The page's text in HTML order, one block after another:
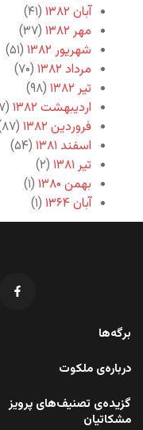
آبان ۱۳۸۲
(۴۱)
مهر ۱۳۸۲
(۳۷)
شهریور ۱۳۸۲
(۵۱)
مرداد ۱۳۸۲
(۷۰)
تیر ۱۳۸۲
(۹۸)
اردیبهشت ۱۳۸۲
(۶۷)
فروردین ۱۳۸۲
(۸۷)
اسفند ۱۳۸۱
(۵۴)
تیر ۱۳۸۱
(۲)
بهمن ۱۳۸۰
(۱)
آبان ۱۳۶۴
(۱)
برگه‌ها
درباره‌ی ملکوت
گزیده‌ی تصنیف‌های پرویز
مشکاتیان